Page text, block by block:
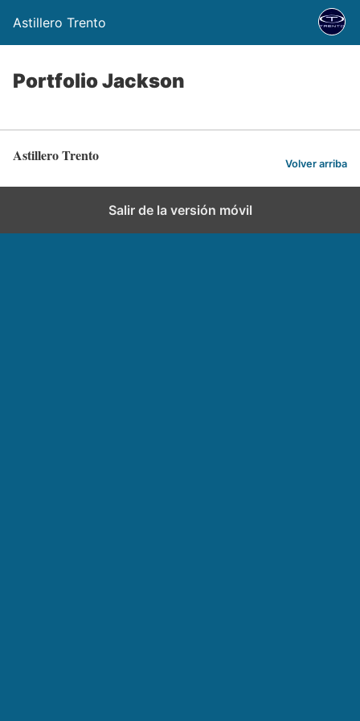
Astillero Trento
Portfolio Jackson
Astillero Trento Volver arriba
Salir de la versión móvil